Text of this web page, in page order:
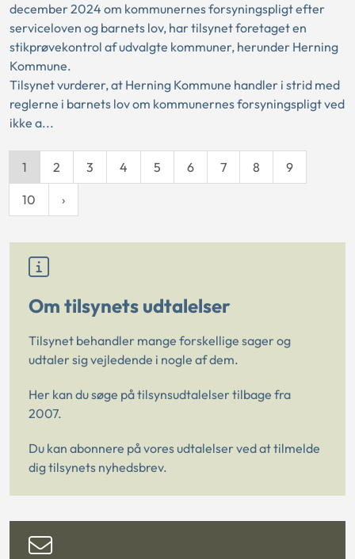
december 2024 om kommunernes forsyningspligt efter
serviceloven og barnets lov, har tilsynet foretaget en
stikprøvekontrol af udvalgte kommuner, herunder Herning
Kommune.
Tilsynet vurderer, at Herning Kommune handler i strid med
reglerne i barnets lov om kommunernes forsyningspligt ved
ikke a...
1 2 3 4 5 6 7 8 9
10
Om tilsynets udtalelser
Tilsynet behandler mange forskellige sager og
udtaler sig vejledende i nogle af dem.
Her kan du søge på tilsynsudtalelser tilbage fra
2007.
Du kan abonnere på vores udtalelser ved at tilmelde
dig tilsynets nyhedsbrev.